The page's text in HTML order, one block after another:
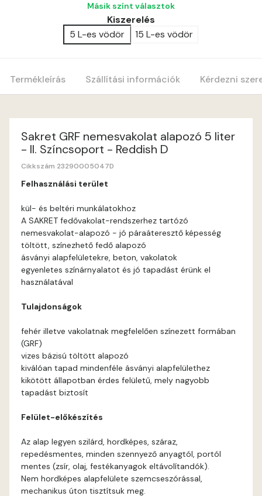
Amber C
Amber D
Anticred D
Apple D
Apricot D
Ash C
Blood-orange C
Másik színt választok
Kiszerelés
5 L-es vödör
15 L-es vödör
Termékleírás Szállítási információk Kérdezni
Sakret GRF nemesvakolat alapozó 5 liter
- II. Színcsoport - Reddish D
Cikkszám 23290005047D
Felhasználási terület
kül- és beltéri munkálatokhoz
A SAKRET fedővakolat-rendszerhez tartózó
nemesvakolat-alapozó - jó páraáteresztő képesség
töltött, színezhető fedő alapozó
ásványi alapfelületekre, beton, vakolatok
egyenletes színárnyalatot és jó tapadást érünk el
használatával
Tulajdonságok
fehér illetve vakolatnak megfelelően színezett formában
(GRF)
vizes bázisú töltött alapozó
kiválóan tapad mindenféle ásványi alapfelülethez
kikötött állapotban érdes felületű, mely nagyobb
tapadást biztosít
Felület-előkészítés
Az alap legyen szilárd, hordképes, száraz,
repedésmentes, minden szennyező anyagtól, portól
mentes (zsír, olaj, festékanyagok eltávolítandók).
Nem hordképes alapfelülete szemcseszórással,
mechanikus úton tisztítsuk meg.